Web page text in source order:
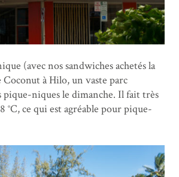
(avec nos sandwiches achetés la
Coconut à Hilo, un vaste parc
pique-niques le dimanche. Il fait très
°C, ce qui est agréable pour pique-